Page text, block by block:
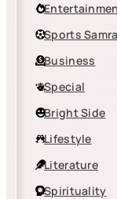
Sports
Business
Special
Bright Side
Lifestyle
Literature
Spirituality